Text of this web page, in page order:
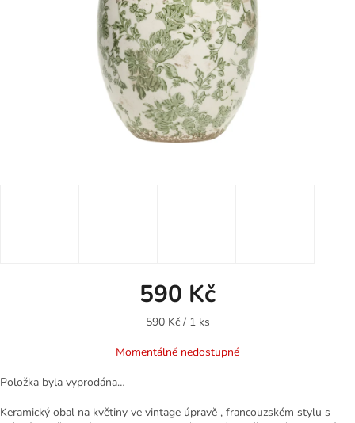
590 Kč
Měrná
590 Kč / 1 ks
Momentálně nedostupné
Položka byla vyprodána…
Keramický obal na květiny ve vintage úpravě , francouzském stylu s